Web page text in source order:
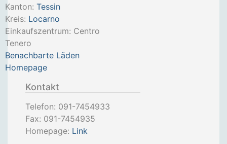
Kanton: Tessin
Kreis: Locarno
Einkaufszentrum: Centro
Tenero
Benachbarte Läden
Homepage
Kontakt
Telefon: 091-7454933
Fax: 091-7454935
Homepage: Link